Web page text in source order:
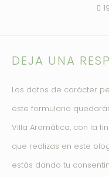
DEJA UNA
Los datos de carácter
este formulario
Villa Aromática, con la
que realizas en este
estás dando tu